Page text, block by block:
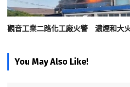
觀音工業二路化工廠火警 濃煙和大
You May Also Like!